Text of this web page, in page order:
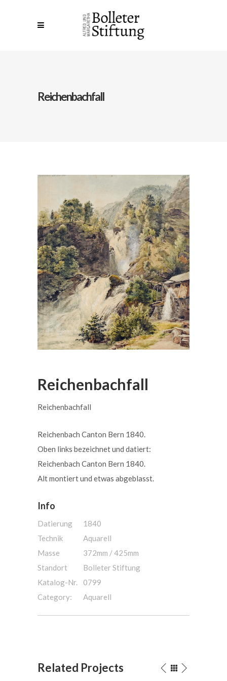
Reichenbachfall
Reichenbachfall
Reichenbachfall
Reichenbach Canton Bern 1840.
Oben links bezeichnet und datiert:
Reichenbach Canton Bern 1840.
Alt montiert und etwas abgeblasst.
Info
Datierung
1840
Technik
Aquarell
Masse
372mm / 425mm
Standort
Bolleter Stiftung
Katalog-Nr.
0799
Category:
Aquarell
Related Projects